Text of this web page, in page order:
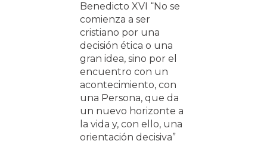
Benedicto XVI “No se
comienza a ser
cristiano por una
decisión ética o una
gran idea, sino por el
encuentro con un
acontecimiento, con
una Persona, que da
un nuevo horizonte a
la vida y, con ello, una
orientación decisiva”